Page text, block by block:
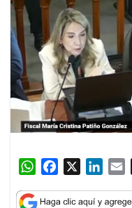
W
a
c
n
a